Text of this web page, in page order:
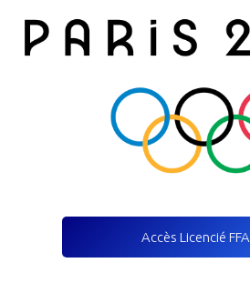
Accès Licencié FFA